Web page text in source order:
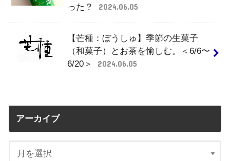
った？
2024.06.05
【芒種：ぼうしゅ】季節の生菓子
（和菓子）とお茶を愉しむ。＜6/6〜
6/20＞
2024.06.05
アーカイブ